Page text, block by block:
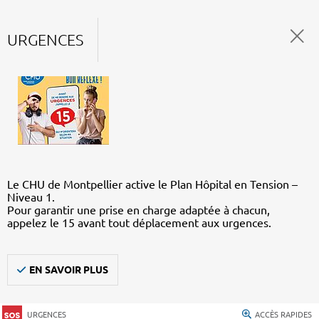
URGENCES
Le CHU de Montpellier active le Plan Hôpital en Tension –
Niveau 1.
Pour garantir une prise en charge adaptée à chacun,
appelez le 15 avant tout déplacement aux urgences.
EN SAVOIR PLUS
URGENCES ACCÈS RAPIDES